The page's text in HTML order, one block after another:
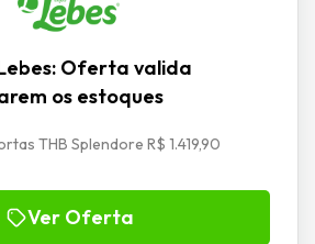
Oferta valida
os estoques
THB Splendore R$ 1.419,90
Ver Oferta